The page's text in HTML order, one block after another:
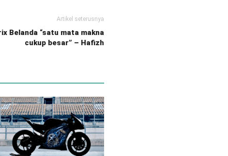
Artikel seterusnya
Belanda “satu mata makna
cukup besar” – Hafizh